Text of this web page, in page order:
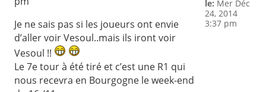
Je ne sais pas si les joueurs ont envie
d’aller voir Vesoul..mais ils iront voir
Vesoul !!
Le 7e tour à été tiré et c’est une R1 qui
nous recevra en Bourgogne le week-end
le: Mer Déc
24, 2014
3:37 pm